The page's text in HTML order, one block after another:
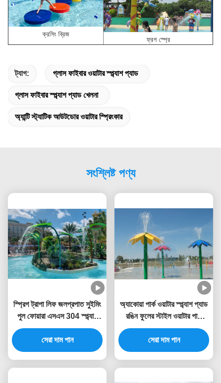
ক্রসিং ব্রিজ
ফ্রগ স্প্রে
ট্যাগ: গ্লাস ফাইবার ওয়াটার স্প্ল্যাশ প্যাড
গ্লাস ফাইবার স্প্ল্যাশ প্যাড খেলনা
অ্যান্টি স্ট্যাটিক আউটডোর ওয়াটার স্প্রিংকার
সংশ্লিষ্ট পণ্য
স্প্রিগ ট্রাপা লিফ জলপ্রপাত সুইমিং
পুল ফোয়ারা এসএস 304 স্প্ল্যাশ
পার্কের জন্য
সেরা দাম পান
অ্যাকোয়া পার্ক ওয়াটার স্প্ল্যাশ প্যাড
রঙিন ফুলের স্টাইল ওয়াটার পার্ক
ফোয়ারা 3.0 মিটার উচ্চতা
সেরা দাম পান